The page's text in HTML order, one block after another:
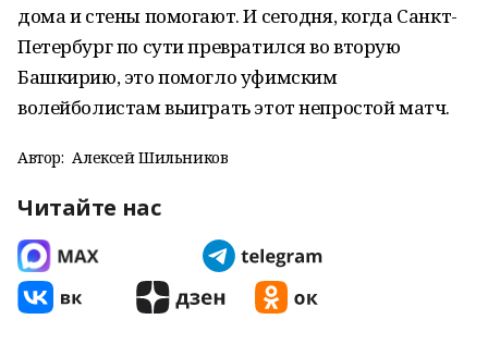
дома и стены помогают. И сегодня, когда Санкт-
Петербург по сути превратился во вторую
Башкирию, это помогло уфимским
волейболистам выиграть этот непростой матч.
Автор: Алексей Шильников
Читайте нас